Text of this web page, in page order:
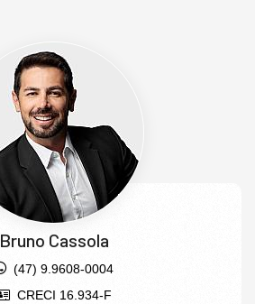
Bruno Cassola
(47) 9.9608-0004
CRECI 16.934-F